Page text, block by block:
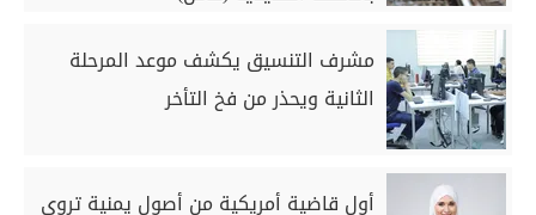
مشرف التنسيق يكشف موعد المرحلة
الثانية ويحذر من فخ التأخر
أول قاضية أمريكية من أصول يمنية تروي